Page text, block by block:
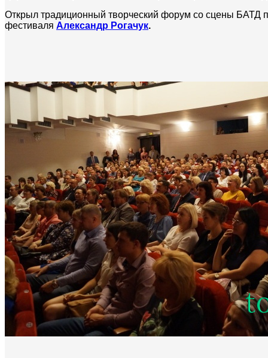
Открыл традиционный творческий форум со сцены БАТД
фестиваля Александр Рогачук.